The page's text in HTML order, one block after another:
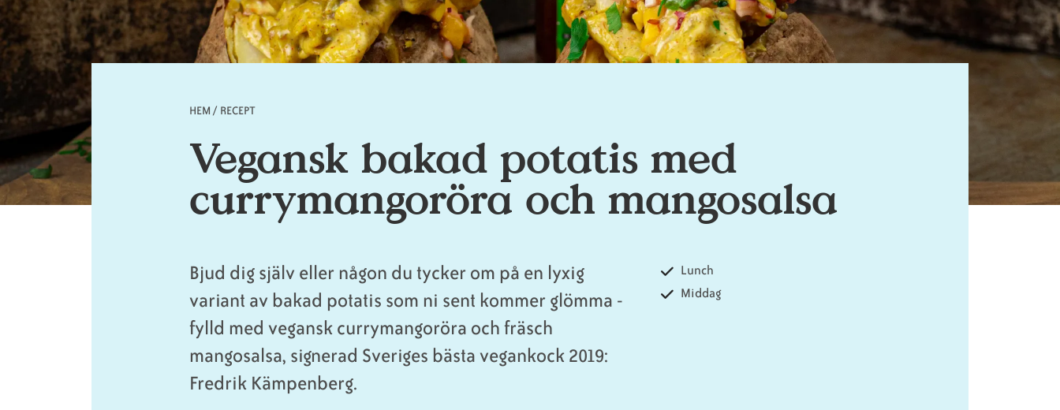
HEM / RECEPT
Vegansk bakad potatis med
currymangoröra och mangosalsa
Bjud dig själv eller någon du tycker om på en lyxig
variant av bakad potatis som ni sent kommer glömma -
fylld med vegansk currymangoröra och fräsch
mangosalsa, signerad Sveriges bästa vegankock 2019:
Fredrik Kämpenberg.
Lunch
Middag